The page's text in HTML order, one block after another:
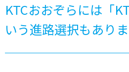
KTCおおぞらには「
いう進路選択もありま